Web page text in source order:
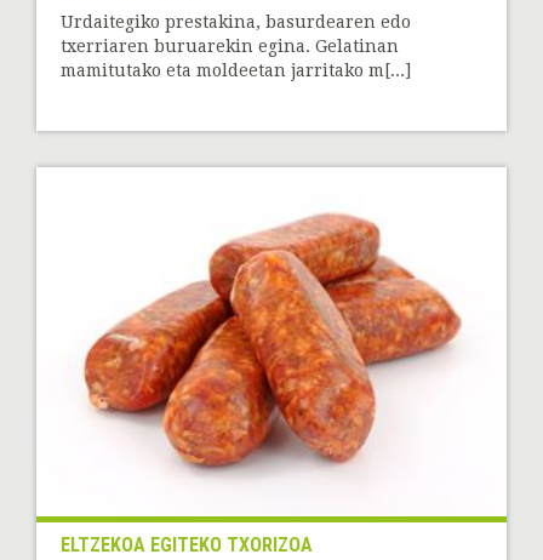
Urdaitegiko prestakina, basurdearen edo
txerriaren buruarekin egina. Gelatinan
mamitutako eta moldeetan jarritako m[...]
ELTZEKOA EGITEKO TXORIZOA